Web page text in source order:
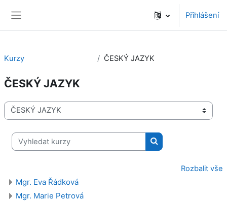
Přihlášení
Kurzy ČESKÝ JAZYK
ČESKÝ JAZYK
Kategorie kurzů
Vyhledat kurzy
Vyhledat kurzy
Rozbalit vše
Mgr. Eva Řádková
Mgr. Marie Petrová